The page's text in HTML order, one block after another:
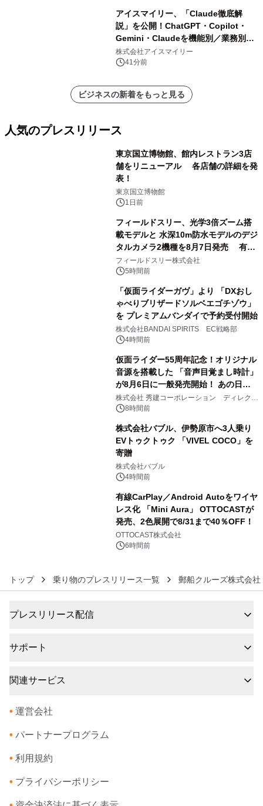
アイスマイリー、「Claude徹底解
説」を公開！ChatGPT・Copilot・
Gemini・Claudeを機能別／業務別に
比較―自社に合う生成AIの選び方がわ
かる実践ガイド
株式会社アイスマイリー
41分前
ビジネスの新着をもっと見る
人気のプレスリリース
東京国立博物館、館内レストラン3店
舗をリニューアル 各店舗の詳細を発
表！
東京国立博物館
1日前
フィールドスリー、光学3倍ズーム搭
載モデルと 水深10m防水モデルのデジ
タルカメラ2機種を8月7日発売 有効
約1300万画素、用途別に選べるコンデ
ジ新登場
フィールドスリー株式会社
5時間前
「仮面ライダーガヴ」より 「DXおし
ゃべりブリザードソルベエゴチゾウ」
を プレミアムバンダイで予約受付開始
株式会社BANDAI SPIRITS EC戦略部
4時間前
仮面ライダー55周年記念！オリジナル
音源を搭載した 「音声目覚まし時計」
が8月6日に一般発売開始！ あの日の
大興奮が今甦る
株式会社 秀建コーポレーション ディレクト
アートギャラリー
8時間前
株式会社バブル、伊勢原市へ3人乗り
EVトゥクトゥク 「VIVEL COCO」を
寄贈
株式会社バブル
4時間前
有線CarPlay／Android Autoをワイヤ
レス化 「Mini Aura」 OTTOCASTが
発売、2色展開で8/31まで40％OFF！
OTTOCAST株式会社
6時間前
トップ 乗り物のプレスリリース一覧 郵船クルーズ株式会社
プレスリリース配信
サポート
関連サービス
• 運営会社
• パートナープログラム
• 利用規約
• プライバシーポリシー